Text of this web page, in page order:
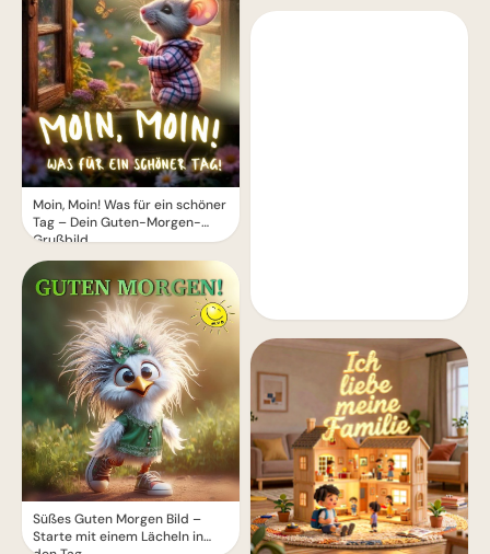
Moin, Moin! Was für ein schöner
Tag – Dein Guten-Morgen-
Grußbild
Süßes Guten Morgen Bild –
Starte mit einem Lächeln in